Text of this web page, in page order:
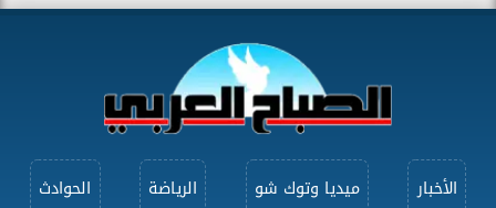
الأخبار ميديا وتوك شو الرياضة الحوادث